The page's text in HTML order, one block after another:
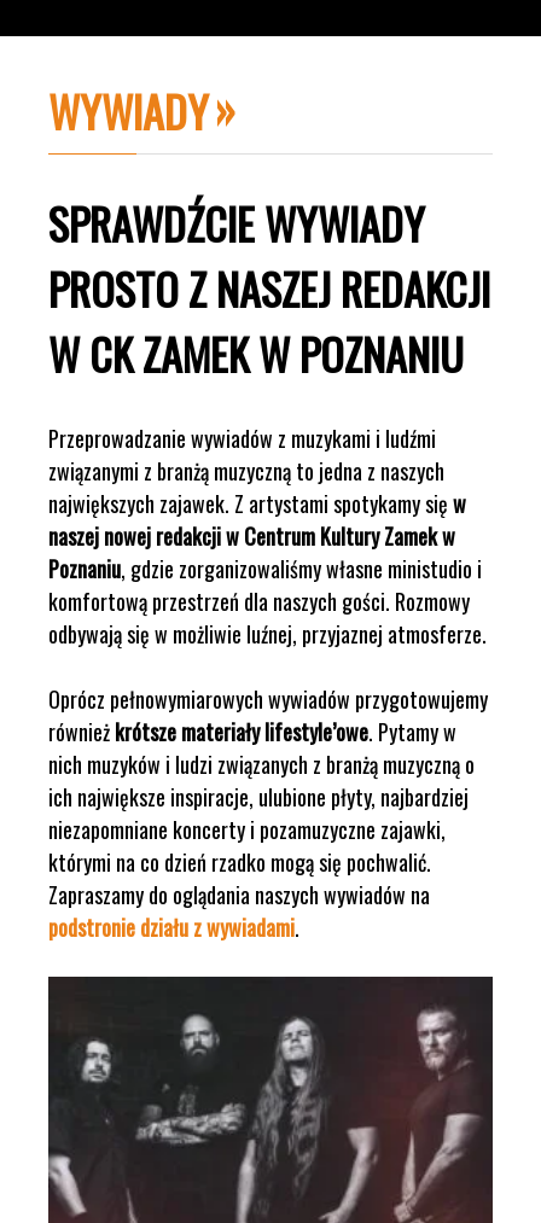
WYWIADY
SPRAWDŹCIE WYWIADY
PROSTO Z NASZEJ REDAKCJI
W CK ZAMEK W POZNANIU
Przeprowadzanie wywiadów z muzykami i ludźmi
związanymi z branżą muzyczną to jedna z naszych
największych zajawek. Z artystami spotykamy sięw
naszej nowej redakcji w Centrum Kultury Zamek w
Poznaniu, gdzie zorganizowaliśmy własne ministudio i
komfortową przestrzeń dla naszych gości. Rozmowy
odbywają się w możliwie luźnej, przyjaznej atmosferze.
Oprócz pełnowymiarowych wywiadów przygotowujemy
równieżkrótsze materiały lifestyle’owe. Pytamy w
nich muzyków i ludzi związanych z branżą muzyczną o
ich największe inspiracje, ulubione płyty, najbardziej
niezapomniane koncerty i pozamuzyczne zajawki,
którymi na co dzień rzadko mogą się pochwalić.
Zapraszamy do oglądania naszych wywiadów na
podstronie działu z wywiadami.